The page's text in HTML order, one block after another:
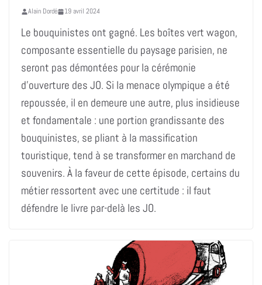
Alain Dordé 19 avril 2024
Le bouquinistes ont gagné. Les boîtes vert wagon,
composante essentielle du paysage parisien, ne
seront pas démontées pour la cérémonie
d’ouverture des JO. Si la menace olympique a été
repoussée, il en demeure une autre, plus insidieuse
et fondamentale : une portion grandissante des
bouquinistes, se pliant à la massification
touristique, tend à se transformer en marchand de
souvenirs. À la faveur de cette épisode, certains du
métier ressortent avec une certitude : il faut
défendre le livre par-delà les JO.